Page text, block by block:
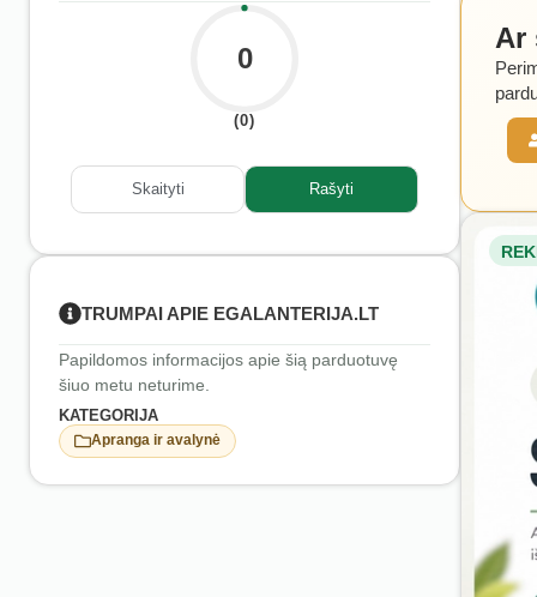
0
(0)
Skaityti Rašyti
TRUMPAI APIE EGALANTERIJA.LT
Papildomos informacijos apie šią parduotuvę
šiuo metu neturime.
KATEGORIJA
Apranga ir avalynė
Ar